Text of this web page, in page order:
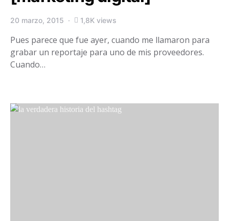
20 marzo, 2015 1,8K views
Pues parece que fue ayer, cuando me llamaron para
grabar un reportaje para uno de mis proveedores.
Cuando…